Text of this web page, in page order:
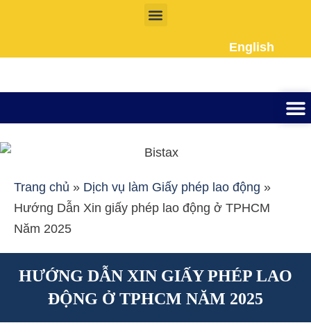
English
Trang chủ » Dịch vụ làm Giấy phép lao động »
Hướng Dẫn Xin giấy phép lao động ở TPHCM
Năm 2025
HƯỚNG DẪN XIN GIẤY PHÉP LAO
ĐỘNG Ở TPHCM NĂM 2025